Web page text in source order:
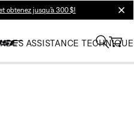
obtenez jusqu’à 300 $!
ASSISTANCE TECHNIQUE